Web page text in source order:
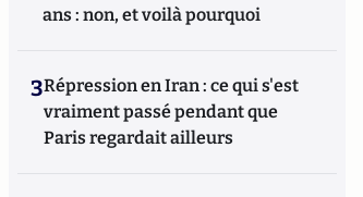
ans : non, et voilà pourquoi
3Répression en Iran : ce qui s'est
vraiment passé pendant que
Paris regardait ailleurs